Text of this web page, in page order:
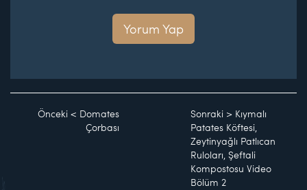
Yorum Yap
Önceki < Domates
Çorbası
Sonraki > Kıymalı
Patates Köftesi,
Zeytinyağlı Patlıcan
Ruloları, Şeftali
Kompostosu Video
Bölüm 2